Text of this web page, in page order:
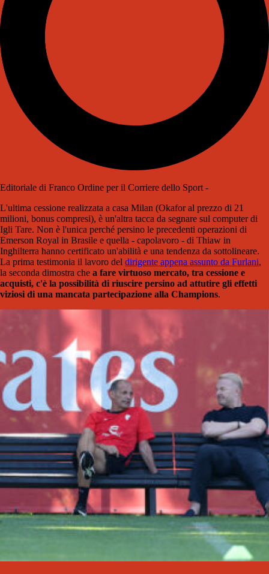
Editoriale di Franco Ordine per il Corriere dello Sport -
L'ultima cessione realizzata a casa Milan (Okafor al prezzo di 21
milioni, bonus compresi), è un'altra tacca da segnare sul computer di
Igli Tare. Non è l'unica perché persino le precedenti operazioni di
Emerson Royal in Brasile e quella - capolavoro - di Thiaw in
Inghilterra hanno certificato un'abilità e una tendenza da sottolineare.
La prima testimonia il lavoro del dirigente appena assunto da Furlani,
la seconda dimostra che a fare virtuoso mercato, tra cessione e
acquisti, c'è la possibilità di riuscire persino ad attutire gli effetti
viziosi di una mancata partecipazione alla Champions.